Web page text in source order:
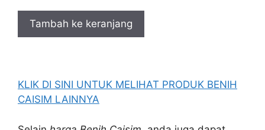
Tambah ke keranjang
KLIK DI SINI UNTUK MELIHAT PRODUK BENIH
CAISIM LAINNYA